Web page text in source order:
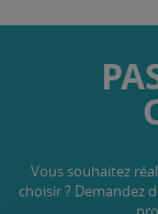
Vous souhaitez
choisir ? Demandez